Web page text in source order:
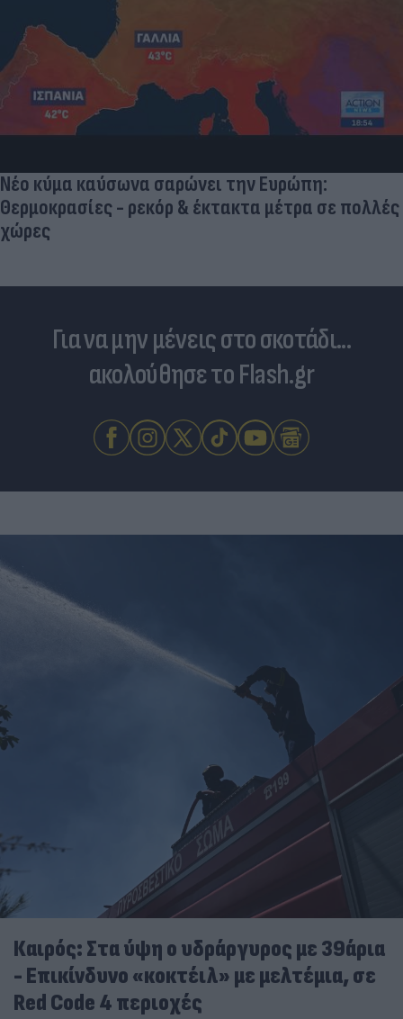
Νέο κύμα καύσωνα σαρώνει την Ευρώπη:
Θερμοκρασίες - ρεκόρ & έκτακτα μέτρα σε πολλές
χώρες
Για να μην μένεις στο σκοτάδι...
ακολούθησε το Flash.gr
Καιρός: Στα ύψη ο υδράργυρος με 39άρια
- Επικίνδυνο «κοκτέιλ» με μελτέμια, σε
Red Code 4 περιοχές